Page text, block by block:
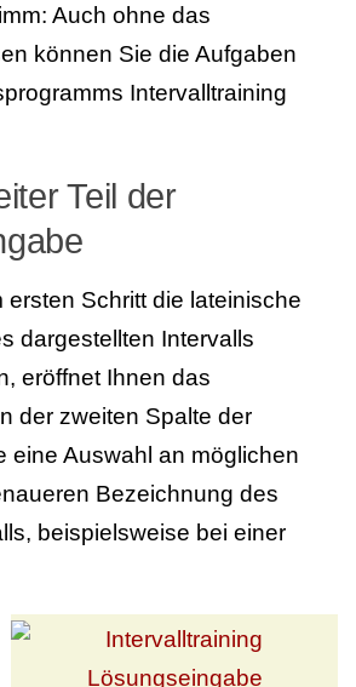
Auch ohne das
können Sie die Aufgaben
Intervalltraining
Teil der
ersten Schritt die lateinische
dargestellten Intervalls
eröffnet Ihnen das
der zweiten Spalte der
eine Auswahl an möglichen
Bezeichnung des
beispielsweise bei einer